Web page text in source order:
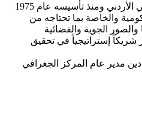
لقد دأب المركز الجغرافي الملكي الأردني ومنذ تأسيسه عام 1975
والخاصة بما تحتاجه من
والصور الجوية والفضائية
شريكاً إستراتيجياً في تحقيق
مدير عام المركز الجغرافي